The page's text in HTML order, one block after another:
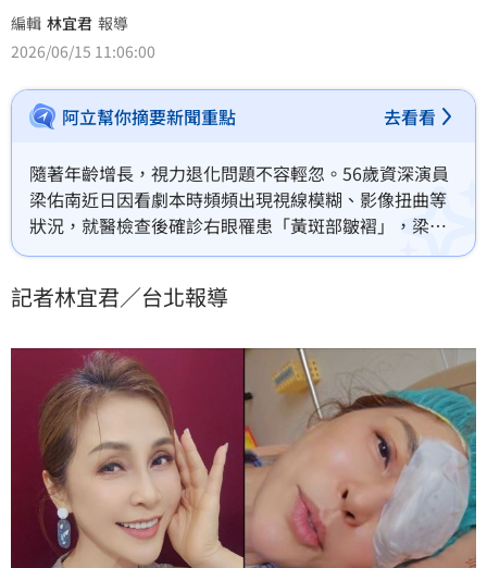
編輯 林宜君 報導
2026/06/15 11:06:00
阿立幫你摘要新聞重點 去看看
隨著年齡增長，視力退化問題不容輕忽。56歲資深演員
梁佑南近日因看劇本時頻頻出現視線模糊、影像扭曲等
狀況，就醫檢查後確診右眼罹患「黃斑部皺褶」，梁佑
南透露，自己多年前曾接受近視雷射手術，雙眼視力一
霧的」，閱讀劇本愈來愈吃力，檢查後發現右眼視力已
記者林宜君／台北報導